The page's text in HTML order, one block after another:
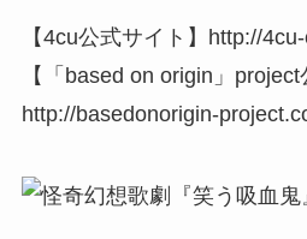
【4cu公式サイト】http://
【「based on origin」project
http://basedonorigin-